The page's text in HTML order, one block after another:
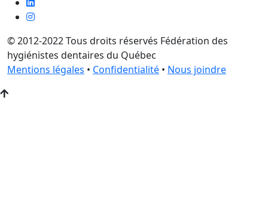
© 2012-2022 Tous droits réservés Fédération des
hygiénistes dentaires du Québec
Mentions légales • Confidentialité • Nous joindre